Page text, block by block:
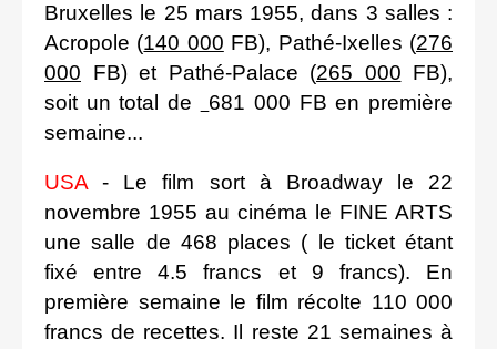
Bruxelles le 25 mars 1955, dans 3 salles :
Acropole (140 000 FB), Pathé-Ixelles (276
000 FB) et Pathé-Palace (265 000 FB),
soit un total de
681 000 FB en première
semaine...
USA - Le film sort à Broadway le 22
novembre 1955 au cinéma le FINE ARTS
une salle de 468 places ( le ticket étant
fixé entre 4.5 francs et 9 francs). En
première semaine le film récolte 110 000
francs de recettes. Il reste 21 semaines à